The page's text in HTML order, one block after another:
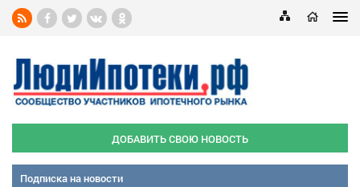
ДОБАВИТЬ СВОЮ НОВОСТЬ
Подписка на новости